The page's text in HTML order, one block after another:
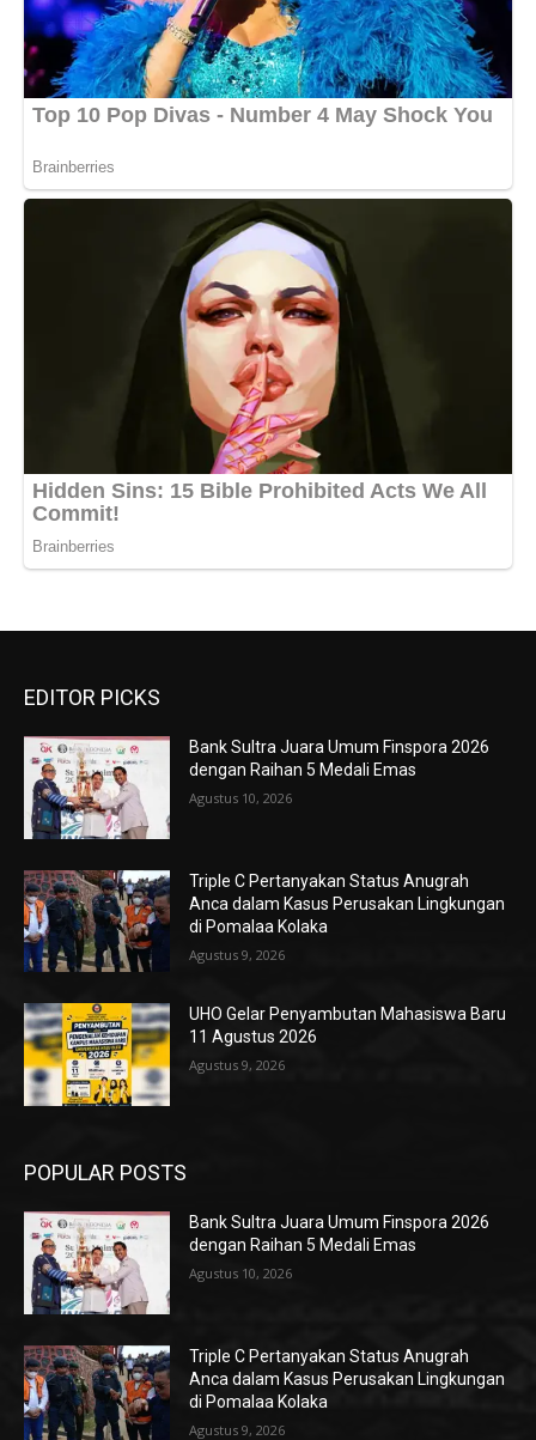
EDITOR PICKS
Bank Sultra Juara Umum Finspora 2026
dengan Raihan 5 Medali Emas
Agustus 10, 2026
Triple C Pertanyakan Status Anugrah
Anca dalam Kasus Perusakan Lingkungan
di Pomalaa Kolaka
Agustus 9, 2026
UHO Gelar Penyambutan Mahasiswa Baru
11 Agustus 2026
Agustus 9, 2026
POPULAR POSTS
Bank Sultra Juara Umum Finspora 2026
dengan Raihan 5 Medali Emas
Agustus 10, 2026
Triple C Pertanyakan Status Anugrah
Anca dalam Kasus Perusakan Lingkungan
di Pomalaa Kolaka
Agustus 9, 2026